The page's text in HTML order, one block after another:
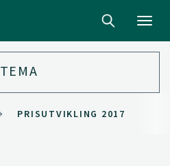
TEMA
PRISUTVIKLING 2017